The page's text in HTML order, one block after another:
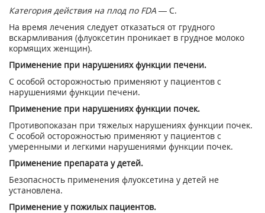
Категория действия на плод по FDA — C.
На время лечения следует отказаться от грудного
вскармливания (флуоксетин проникает в грудное молоко
кормящих женщин).
Применение при нарушениях функции печени.
С особой осторожностью применяют у пациентов с
нарушениями функции печени.
Применение при нарушениях функции почек.
Противопоказан при тяжелых нарушениях функции почек.
С особой осторожностью применяют у пациентов с
умеренными и легкими нарушениями функции почек.
Применение препарата у детей.
Безопасность применения флуоксетина у детей не
установлена.
Применение у пожилых пациентов.